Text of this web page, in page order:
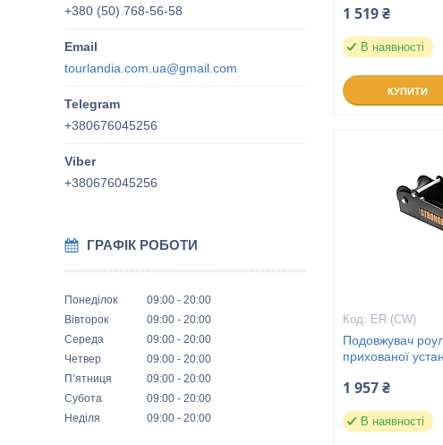
+380 (50) 768-56-58
tourlandia.com.ua@gmail.com
+380676045256
+380676045256
ГРАФІК РОБОТИ
Понеділок 09:00
20:00
Вівторок
09:00
20:00
Середа
09:00
20:00
Четвер
09:00
20:00
Пʼятниця
09:00
20:00
Субота
09:00
20:00
Неділя
09:00 20:00
1 519 ₴
В наявності
КУПИТИ
ER (CW)
Подовжувач
прихованої
1 957 ₴
В наявності